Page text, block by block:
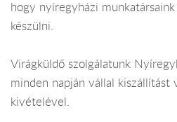
hogy nyíregyházi
készülni.
Virágküldő szolgálatunk
minden napján vállal kiszállítást
kivételével.